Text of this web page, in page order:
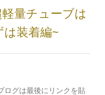
量チューブは
装着編~
ログは最後にリンクを貼